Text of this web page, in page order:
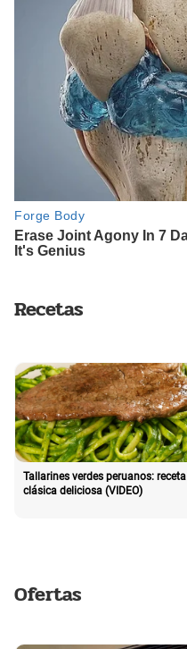
Recetas
Tallarines verdes peruanos: receta
clásica deliciosa (VIDEO)
Ofertas